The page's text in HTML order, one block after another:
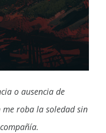
o ausencia de
roba la soledad sin